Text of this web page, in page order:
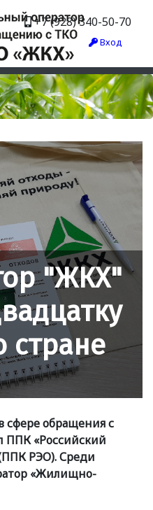
+7 (928) 340-50-70
Вход
"ЖКХ"
стране
обращения с
ППК «Российский
ППК РЭО). Среди
«Жилищно-